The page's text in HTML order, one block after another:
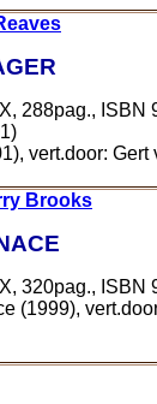
288pag.,
vert.door:
Brooks
320pag.,
(1999),